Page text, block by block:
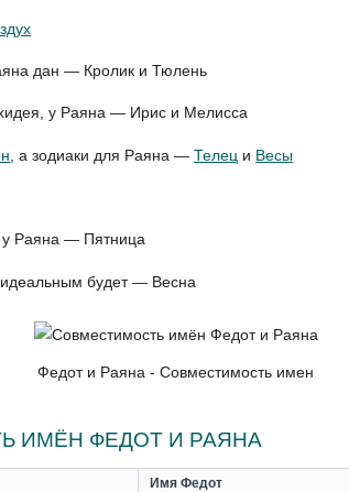
дан — Кролик и Тюлень
у Раяна — Ирис и Мелисса
, а зодиаки для Раяна —Телец и Весы
у Раяна — Пятница
будет — Весна
Федот и Раяна - Совместимость имен
ИМЁН ФЕДОТ И РАЯНА
Имя Федот